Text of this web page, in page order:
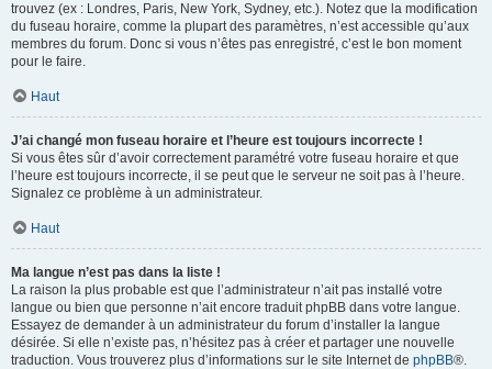
trouvez (ex : Londres, Paris, New York, Sydney, etc.). Notez que la modification
du fuseau horaire, comme la plupart des paramètres, n’est accessible qu’aux
membres du forum. Donc si vous n’êtes pas enregistré, c’est le bon moment
pour le faire.
Haut
J’ai changé mon fuseau horaire et l’heure est toujours incorrecte !
Si vous êtes sûr d’avoir correctement paramétré votre fuseau horaire et que
l’heure est toujours incorrecte, il se peut que le serveur ne soit pas à l’heure.
Signalez ce problème à un administrateur.
Haut
Ma langue n’est pas dans la liste !
La raison la plus probable est que l’administrateur n’ait pas installé votre
langue ou bien que personne n’ait encore traduit phpBB dans votre langue.
Essayez de demander à un administrateur du forum d’installer la langue
désirée. Si elle n’existe pas, n’hésitez pas à créer et partager une nouvelle
traduction. Vous trouverez plus d’informations sur le site Internet de phpBB®.